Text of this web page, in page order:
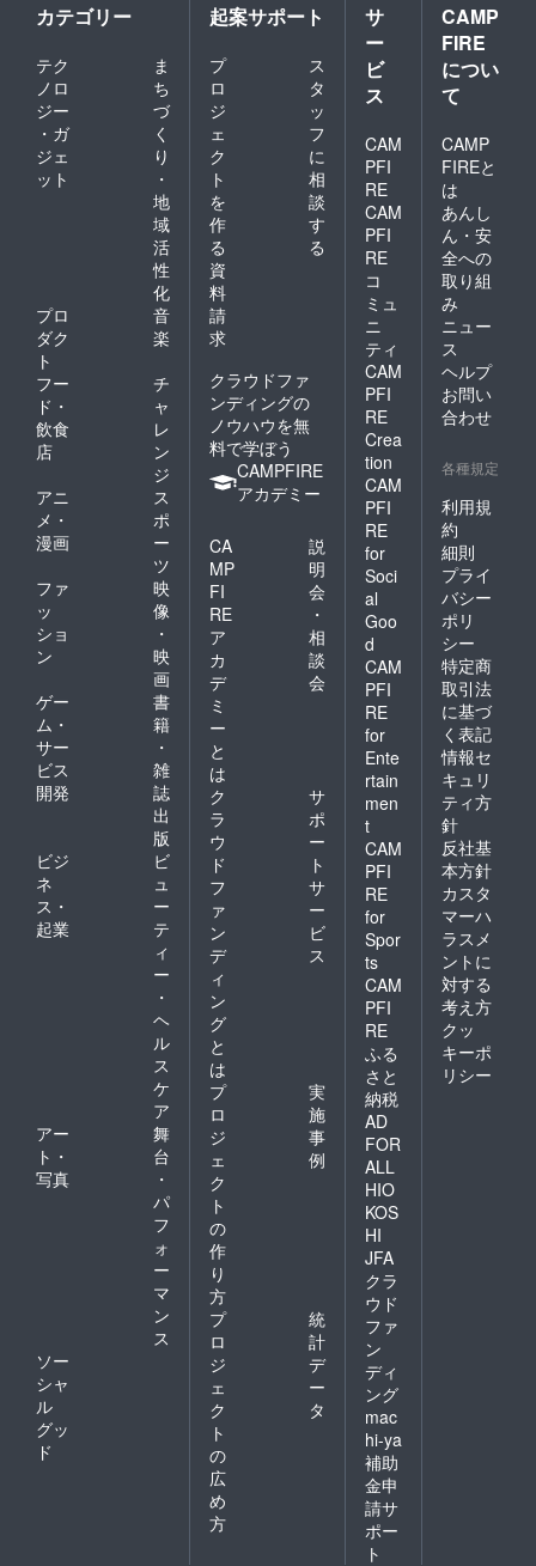
カテゴリー
テク
ノロ
ジー
・ガ
ジェ
ット
ま
ち
づ
く
り
・
地
域
活
性
化
プロ
ダク
ト
音
楽
フー
ド・
飲食
店
チ
ャ
レ
ン
ジ
アニ
メ・
漫画
ス
ポ
ー
ツ
ファ
ッ
ショ
ン
映
像
・
映
画
ゲー
ム・
サー
ビス
開発
書
籍
・
雑
誌
出
版
ビジ
ネ
ス・
起業
ビ
ュ
ー
テ
ィ
ー
・
ヘ
ル
ス
ケ
ア
アー
ト・
写真
舞
台
・
パ
フ
ォ
ー
マ
ン
ス
ソー
シャ
ル
グッ
ド
起案サポート
プ
ロ
ジ
ェ
ク
ト
を
作
る
ス
タ
ッ
フ
に
相
談
す
る
資
料
請
求
クラウドファ
ンディングの
ノウハウを無
料で学ぼう
CAMPFIRE
アカデミー
CA
MP
FI
RE
ア
カ
デ
ミ
ー
と
は
説
明
会
・
相
談
会
ク
ラ
ウ
ド
フ
ァ
ン
デ
ィ
ン
グ
と
は
サ
ポ
ー
ト
サ
ー
ビ
ス
プ
ロ
ジ
ェ
ク
ト
の
作
り
方
実
施
事
例
プ
ロ
ジ
ェ
ク
ト
の
広
め
方
統
計
デ
ー
タ
サ
ー
ビ
ス
CAM
PFI
RE
CAM
PFI
RE
コ
ミュ
ニ
ティ
CAM
PFI
RE
Crea
tion
CAM
PFI
RE
for
Soci
al
Goo
d
CAM
PFI
RE
for
Ente
rtain
men
t
CAM
PFI
RE
for
Spor
ts
CAM
PFI
RE
ふる
さと
納税
AD
FOR
ALL
HIO
KOS
HI
JFA
クラ
ウド
ファ
ン
ディ
ング
mac
hi-ya
補助
金申
請サ
ポー
ト
CAMP
FIRE
につい
て
CAMP
FIREと
は
あんし
ん・安
全への
取り組
み
ニュー
ス
ヘルプ
お問い
合わせ
各種規定
利用規
約
細則
プライ
バシー
ポリ
シー
特定商
取引法
に基づ
く表記
情報セ
キュリ
ティ方
針
反社基
本方針
カスタ
マーハ
ラスメ
ントに
対する
考え方
クッ
キーポ
リシー